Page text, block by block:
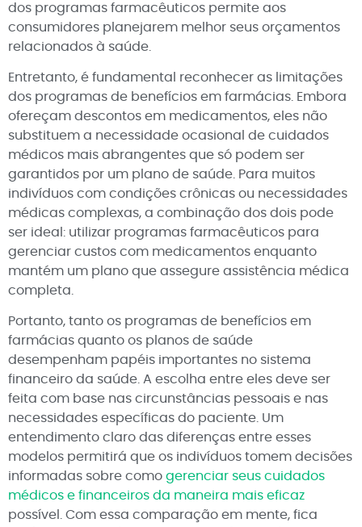
dos programas farmacêuticos permite aos
consumidores planejarem melhor seus orçamentos
relacionados à saúde.
Entretanto, é fundamental reconhecer as limitações
dos programas de benefícios em farmácias. Embora
ofereçam descontos em medicamentos, eles não
substituem a necessidade ocasional de cuidados
médicos mais abrangentes que só podem ser
garantidos por um plano de saúde. Para muitos
indivíduos com condições crônicas ou necessidades
médicas complexas, a combinação dos dois pode
ser ideal: utilizar programas farmacêuticos para
gerenciar custos com medicamentos enquanto
mantém um plano que assegure assistência médica
completa.
Portanto, tanto os programas de benefícios em
farmácias quanto os planos de saúde
desempenham papéis importantes no sistema
financeiro da saúde. A escolha entre eles deve ser
feita com base nas circunstâncias pessoais e nas
necessidades específicas do paciente. Um
entendimento claro das diferenças entre esses
modelos permitirá que os indivíduos tomem decisões
informadas sobre como gerenciar seus cuidados
médicos e financeiros da maneira mais eficaz
possível. Com essa comparação em mente, fica